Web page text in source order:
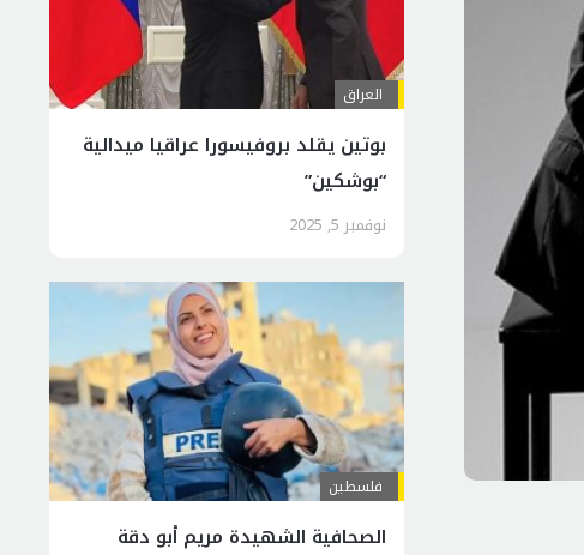
العراق
بوتين يقلد بروفيسورا عراقيا ميدالية
“بوشكين”
نوفمبر 5, 2025
فلسطين
الصحافية الشهيدة مريم أبو دقة